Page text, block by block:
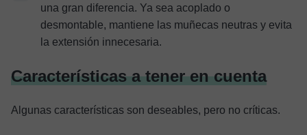
una gran diferencia. Ya sea acoplado o
desmontable, mantiene las muñecas neutras y evita
la extensión innecesaria.
Características a tener en cuenta
Algunas características son deseables, pero no críticas.